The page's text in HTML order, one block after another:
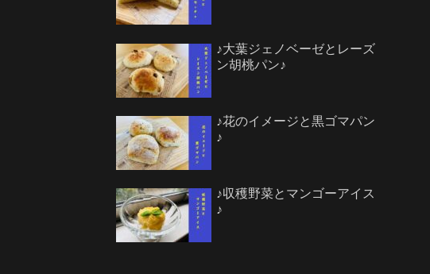
♪大葉ジェノベーゼとレーズ
ン胡桃パン♪
♪花のイメージと黒ゴマパン
♪
♪収穫野菜とマンゴーアイス
♪